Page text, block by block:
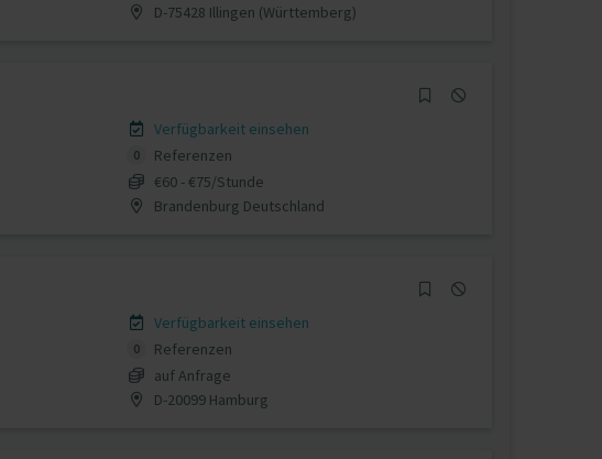
D-75428 Illingen (Württemberg)
Verfügbarkeit einsehen
0
Referenzen
€60 - €75/Stunde
Brandenburg Deutschland
Verfügbarkeit einsehen
0
Referenzen
auf Anfrage
D-20099 Hamburg